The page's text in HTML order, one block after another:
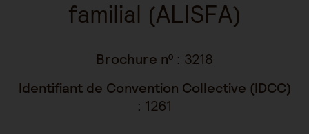
familial (ALISFA)
Brochure nº : 3218
Identifiant de Convention Collective (IDCC)
: 1261